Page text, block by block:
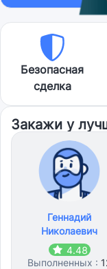
Безопасная
сделка
Закажи у
Геннадий
Николаевич
4.48
Выполненных :